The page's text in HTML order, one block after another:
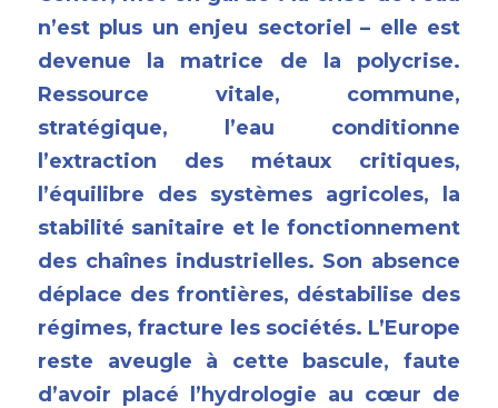
n’est plus un enjeu sectoriel – elle est
devenue la matrice de la polycrise.
Ressource vitale, commune,
stratégique, l’eau conditionne
l’extraction des métaux critiques,
l’équilibre des systèmes agricoles, la
stabilité sanitaire et le fonctionnement
des chaînes industrielles. Son absence
déplace des frontières, déstabilise des
régimes, fracture les sociétés. L’Europe
reste aveugle à cette bascule, faute
d’avoir placé l’hydrologie au cœur de